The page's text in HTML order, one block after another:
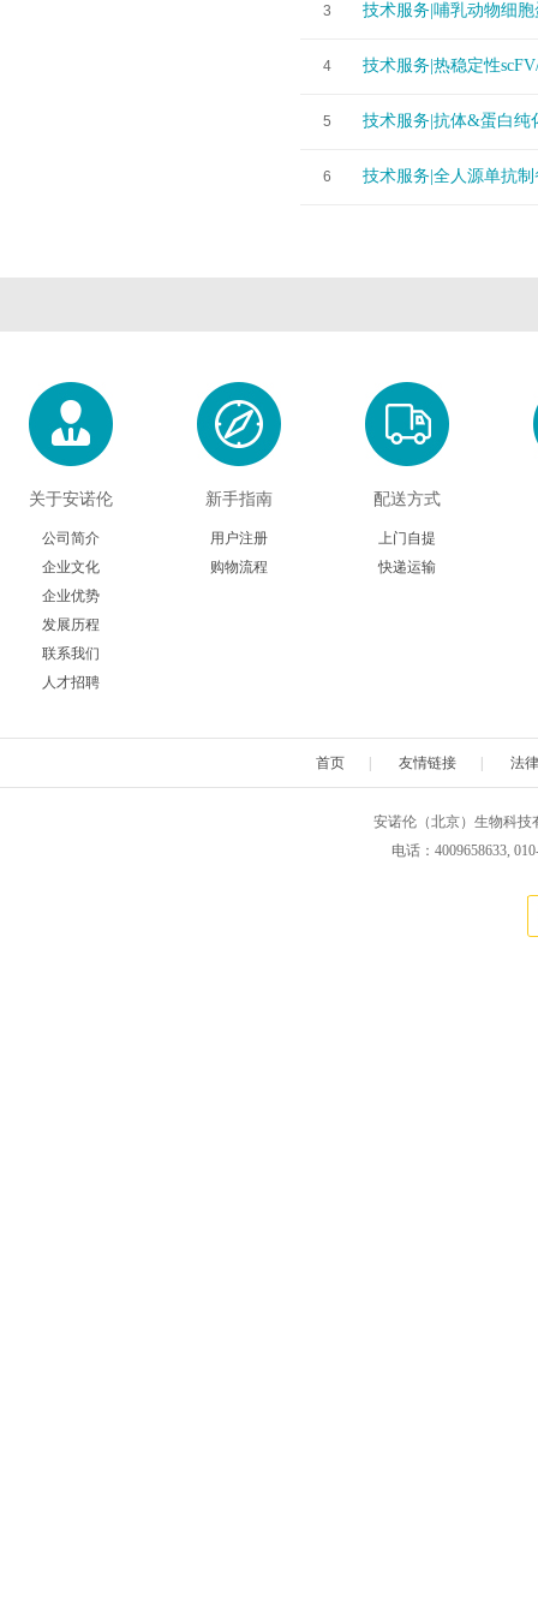
3 技术服务|哺乳动物细
4 技术服务|热稳定性
5 技术服务|抗体&蛋白纯
6 技术服务|全人源单抗制
关于安诺伦
公司简介
企业文化
企业优势
发展历程
联系我们
人才招聘
新手指南
用户注册
购物流程
配送方式
上门自提
快递运输
首页 友情链接 法
安诺伦（北京）生物科技
电话：4009658633,